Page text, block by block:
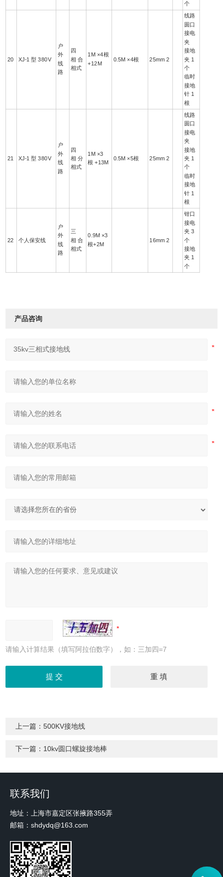
个
20 XJ-1 型 380V
户
外
线
路
四
相 合
相式
1M ×4根
+12M
0.5M ×4根 25mm 2
线路
圆口
接电
夹
接地
夹 1
个
临时
接地
针 1
根
21 XJ-1 型 380V
户
外
线
路
四
相 分
相式
1M ×3
根 +13M
0.5M ×5根 25mm 2
线路
圆口
接电
夹
接地
夹 1
个
临时
接地
针 1
根
22 个人保安线
户
外
线
路
三
相 合
相式
0.9M ×3
根+2M
16mm 2
钳口
接电
夹 3
个
接地
夹 1
个
产品咨询
请输入计算结果（填写阿拉伯数字），如：三加四=7
上一篇：500KV接地线
下一篇： 10kv圆口螺旋接地棒
联系我们
地址：上海市嘉定区张掖路355弄
邮箱：shdydq@163.com